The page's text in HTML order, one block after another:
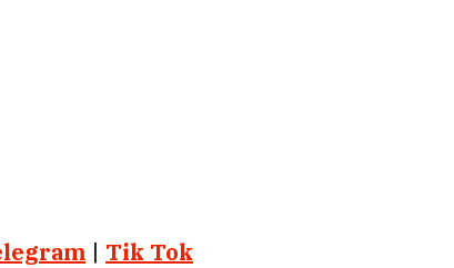
| Tik Tok